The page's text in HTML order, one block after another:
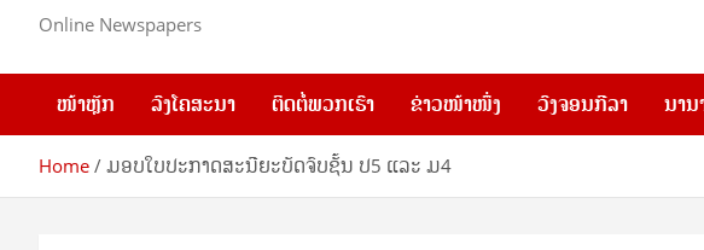
Online Newspapers
ໜ້າຫຼັກ ລົງໂຄສະນາ ຕິດຕໍ່ພວກເຮົາ ຂ່າວໜ້າໜຶ່ງ ວົງຈອນກີລາ ນານ
Home ມອບໃບປະກາດສະນີຍະບັດຈົບຊັ້ນ ປ5 ແລະ ມ4